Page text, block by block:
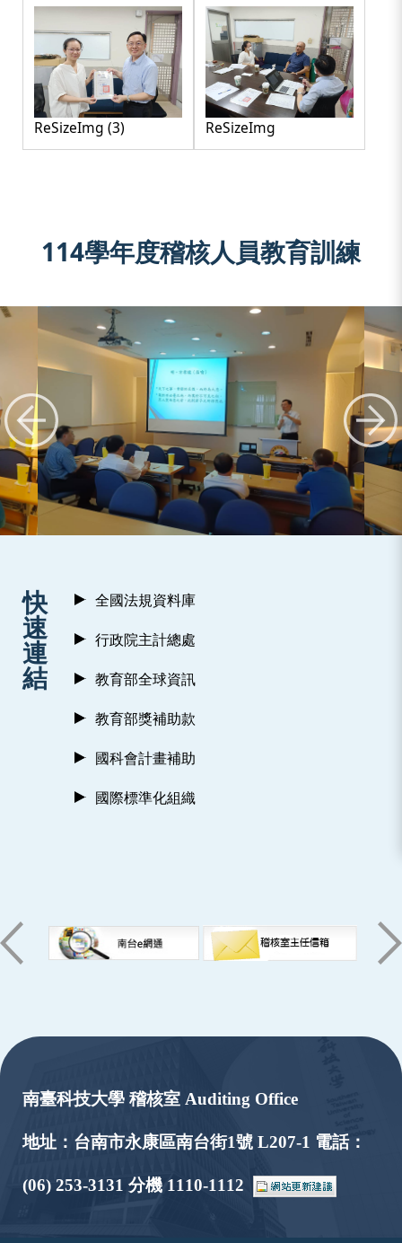
ReSizeImg (3) ReSizeImg
114學年度稽核人員教育訓練
快
速
連
結
全國法規資料庫
行政院主計總處
教育部全球資訊
教育部獎補助款
國科會計畫補助
國際標準化組織
南臺科技大學 稽核室 Auditing Office
地址：台南市永康區南台街1號 L207-1 電話：
(06) 253-3131 分機 1110-1112